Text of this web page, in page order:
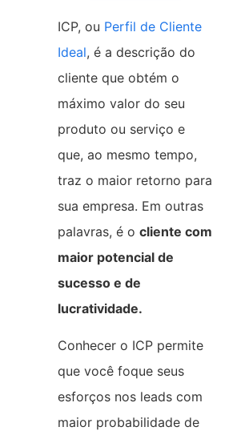
ICP, ou Perfil de Cliente
Ideal, é a descrição do
cliente que obtém o
máximo valor do seu
produto ou serviço e
que, ao mesmo tempo,
traz o maior retorno para
sua empresa. Em outras
palavras, é o cliente com
maior potencial de
sucesso e de
lucratividade.
Conhecer o ICP permite
que você foque seus
esforços nos leads com
maior probabilidade de